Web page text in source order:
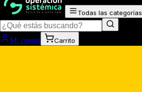
Todas las categorías
Mi cuenta Carrito